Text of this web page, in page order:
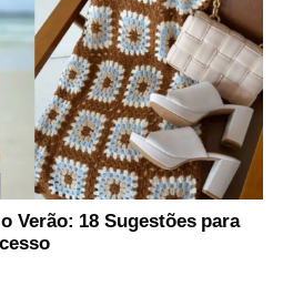
Verão: 18 Sugestões para